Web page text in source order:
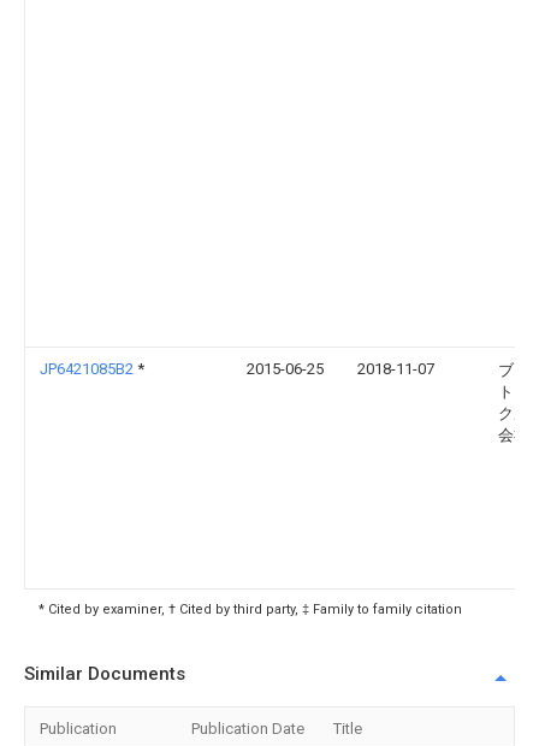
JP6421085B2 * 2015-06-25 2018-11-07
ブリ
トン
クル
会社
* Cited by examiner, † Cited by third party, ‡ Family to family citation
Similar Documents
Publication Publication Date Title